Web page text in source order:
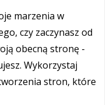
marzenia w
czy zaczynasz od
obecną stronę -
Wykorzystaj
stron, które